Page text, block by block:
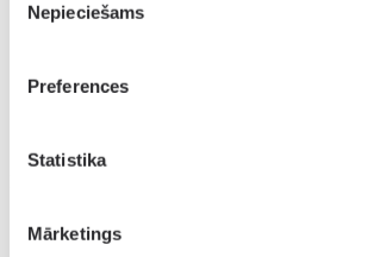
izvēle
Nepieciešams
Preferences
Statistika
Mārketings
Aizsargbrilles darbam
Sniega brilles